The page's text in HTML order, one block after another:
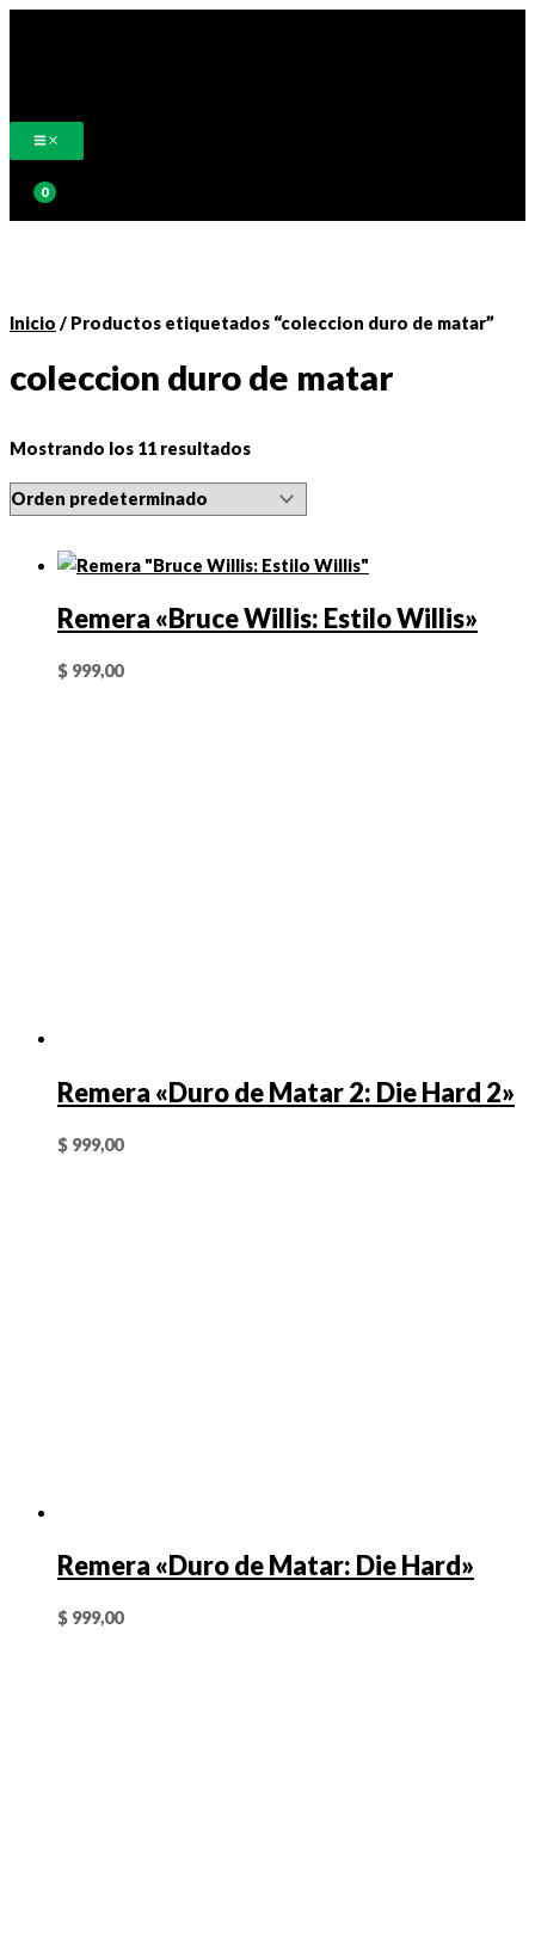
Inicio / Productos etiquetados “coleccion duro de matar”
coleccion duro de matar
Mostrando los 11 resultados
Remera «Bruce Willis: Estilo Willis»
$ 999,00
Remera «Duro de Matar 2: Die Hard 2»
$ 999,00
Remera «Duro de Matar: Die Hard»
$ 999,00